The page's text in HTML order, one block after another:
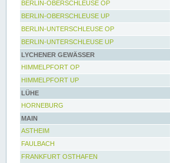
BERLIN-OBERSCHLEUSE OP
BERLIN-OBERSCHLEUSE UP
BERLIN-UNTERSCHLEUSE OP
BERLIN-UNTERSCHLEUSE UP
LYCHENER GEWÄSSER
HIMMELPFORT OP
HIMMELPFORT UP
LÜHE
HORNEBURG
MAIN
ASTHEIM
FAULBACH
FRANKFURT OSTHAFEN